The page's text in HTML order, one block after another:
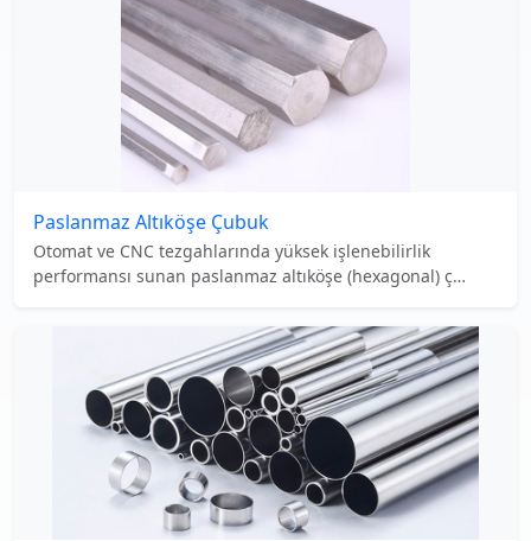
Paslanmaz Altıköşe Çubuk
Otomat ve CNC tezgahlarında yüksek işlenebilirlik
performansı sunan paslanmaz altıköşe (hexagonal) ç…